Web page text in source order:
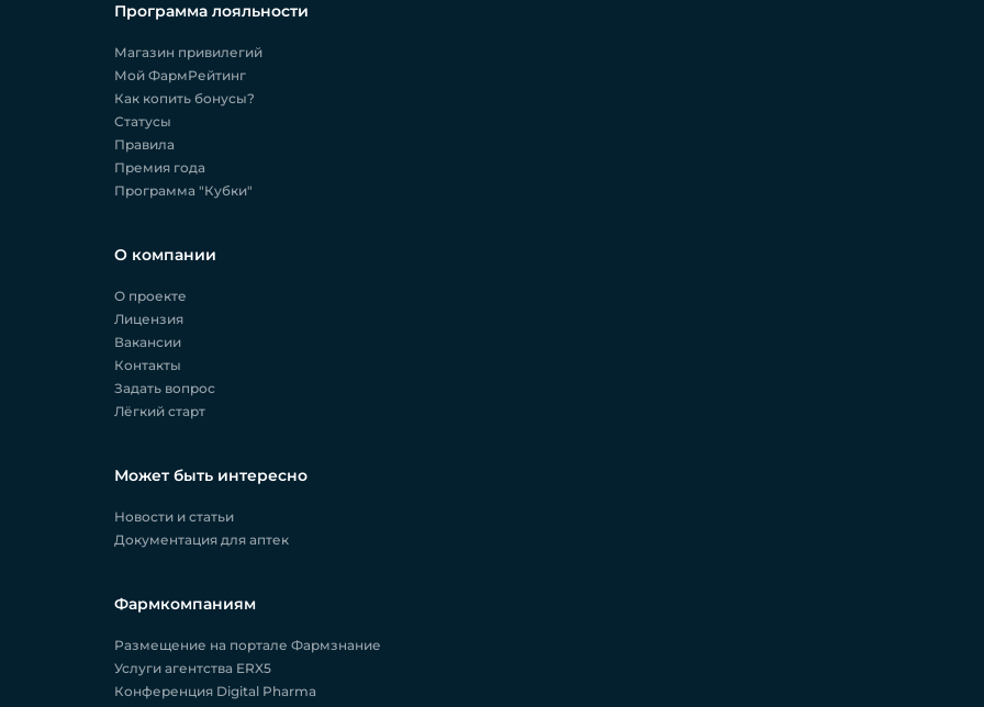
Программа лояльности
Магазин привилегий
Мой ФармРейтинг
Как копить бонусы?
Статусы
Правила
Премия года
Программа "Кубки"
О компании
О проекте
Лицензия
Вакансии
Контакты
Задать вопрос
Лёгкий старт
Может быть интересно
Новости и статьи
Документация для аптек
Фармкомпаниям
Размещение на портале Фармзнание
Услуги агентства ERX5
Конференция Digital Pharma